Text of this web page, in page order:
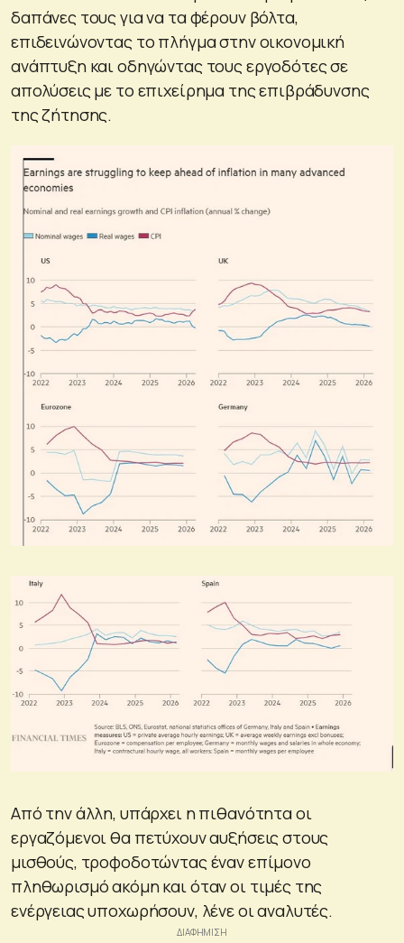
δαπάνες τους για να τα φέρουν βόλτα,
επιδεινώνοντας το πλήγμα στην οικονομική
ανάπτυξη και οδηγώντας τους εργοδότες σε
απολύσεις με το επιχείρημα της επιβράδυνσης
της ζήτησης.
Από την άλλη, υπάρχει η πιθανότητα οι
εργαζόμενοι θα πετύχουν αυξήσεις στους
μισθούς, τροφοδοτώντας έναν επίμονο
πληθωρισμό ακόμη και όταν οι τιμές της
ενέργειας υποχωρήσουν, λένε οι αναλυτές.